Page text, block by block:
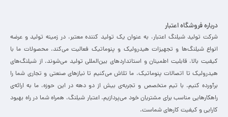
درباره فروشگاه اعتبار
شرکت تولید شیلنگ اعتبار، به عنوان یک تولید کننده معتبر، در زمینه تولید و عرضه
انواع شیلنگ‌ها و تجهیزات هیدرولیک و پنوماتیک فعالیت می‌کند. محصولات ما با
کیفیت بالا، قابلیت اطمینان و استانداردهای بین‌المللی تولید می‌شوند. از شیلنگ‌های
هیدرولیک تا اتصالات پنوماتیک، ما تلاش می‌کنیم تا نیازهای صنعتی و تجاری شما را
برآورده کنیم. با تیم متخصص و تجربه‌ی بیش از دو دهه در این حوزه، ما به ارائه‌ی
راهکارهایی مناسب برای مشتریان خود می‌پردازیم. اعتبار شیلنگ، همراه شما در راه بهبود
کارایی و کیفیت کارهای شماست.